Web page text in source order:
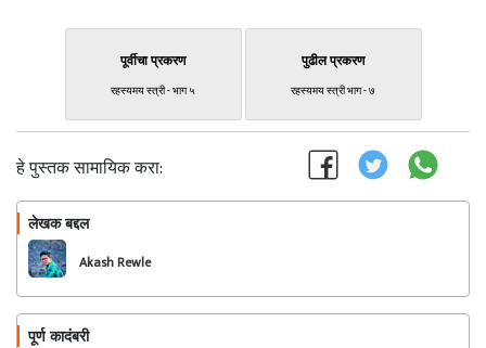
पूर्वीचा प्रकरण
रहस्यमय स्त्री - भाग ५
पुढील प्रकरण
रहस्यमय स्त्री भाग - ७
हे पुस्तक सामायिक करा:
लेखक बद्दल
Akash Rewle
पूर्ण कादंबरी